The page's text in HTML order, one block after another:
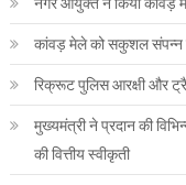
कांवड़ मेले को सकुशल संपन्न
रिक्रूट पुलिस आरक्षी और
मुख्यमंत्री ने प्रदान की
की वित्तीय स्वीकृती